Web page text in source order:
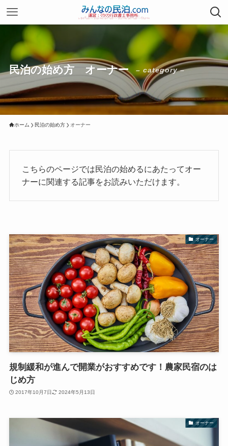
民泊の始め方 オーナー – category –
ホーム 民泊の始め方 オーナー
こちらのページでは民泊の始めるにあたってオー
ナーに関連する記事をお読みいただけます。
オーナー
規制緩和が進んで開業がおすすめです！農家民宿のは
じめ方
2017年10月7日 2024年5月13日
オーナー